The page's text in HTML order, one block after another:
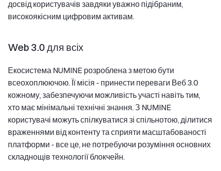
досвід користувачів завдяки уважно підібраним,
високоякісним цифровим активам.
Web 3.0 для всіх
Екосистема NUMINE розроблена з метою бути
всеохоплюючою. Її місія - принести переваги Веб 3.0
кожному, забезпечуючи можливість участі навіть тим,
хто має мінімальні технічні знання. З NUMINE
користувачі можуть спілкуватися зі спільнотою, ділитися
враженнями від контенту та сприяти масштабованості
платформи - все це, не потребуючи розуміння основних
складнощів технології блокчейн.